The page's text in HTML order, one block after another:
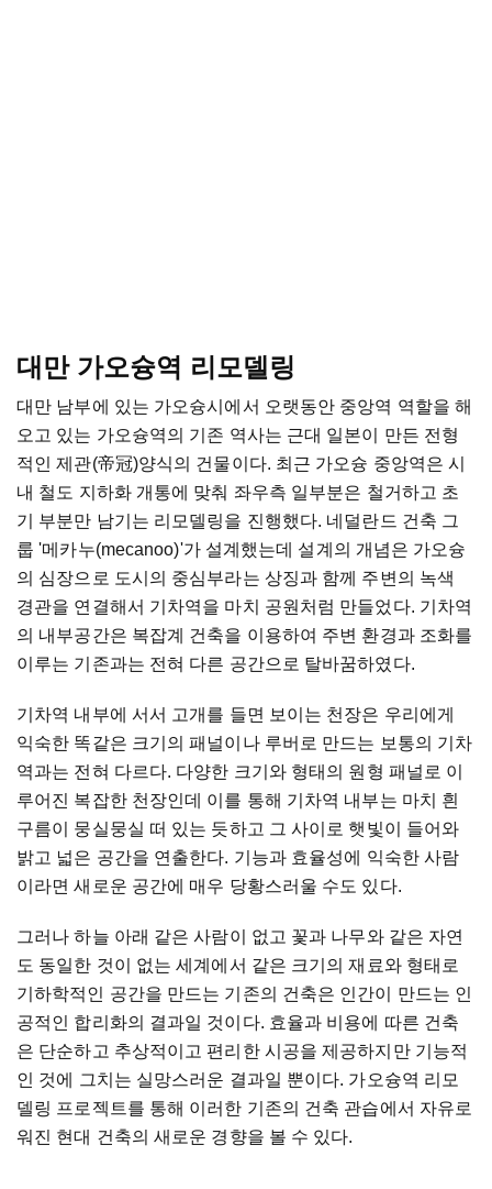
대만 가오슝역 리모델링
대만 남부에 있는 가오슝시에서 오랫동안 중앙역 역할을 해
오고 있는 가오슝역의 기존 역사는 근대 일본이 만든 전형
적인 제관(帝冠)양식의 건물이다. 최근 가오슝 중앙역은 시
내 철도 지하화 개통에 맞춰 좌우측 일부분은 철거하고 초
기 부분만 남기는 리모델링을 진행했다. 네덜란드 건축 그
룹 '메카누(mecanoo)'가 설계했는데 설계의 개념은 가오슝
의 심장으로 도시의 중심부라는 상징과 함께 주변의 녹색
경관을 연결해서 기차역을 마치 공원처럼 만들었다. 기차역
의 내부공간은 복잡계 건축을 이용하여 주변 환경과 조화를
이루는 기존과는 전혀 다른 공간으로 탈바꿈하였다.
기차역 내부에 서서 고개를 들면 보이는 천장은 우리에게
익숙한 똑같은 크기의 패널이나 루버로 만드는 보통의 기차
역과는 전혀 다르다. 다양한 크기와 형태의 원형 패널로 이
루어진 복잡한 천장인데 이를 통해 기차역 내부는 마치 흰
구름이 뭉실뭉실 떠 있는 듯하고 그 사이로 햇빛이 들어와
밝고 넓은 공간을 연출한다. 기능과 효율성에 익숙한 사람
이라면 새로운 공간에 매우 당황스러울 수도 있다.
그러나 하늘 아래 같은 사람이 없고 꽃과 나무와 같은 자연
도 동일한 것이 없는 세계에서 같은 크기의 재료와 형태로
기하학적인 공간을 만드는 기존의 건축은 인간이 만드는 인
공적인 합리화의 결과일 것이다. 효율과 비용에 따른 건축
은 단순하고 추상적이고 편리한 시공을 제공하지만 기능적
인 것에 그치는 실망스러운 결과일 뿐이다. 가오슝역 리모
델링 프로젝트를 통해 이러한 기존의 건축 관습에서 자유로
워진 현대 건축의 새로운 경향을 볼 수 있다.